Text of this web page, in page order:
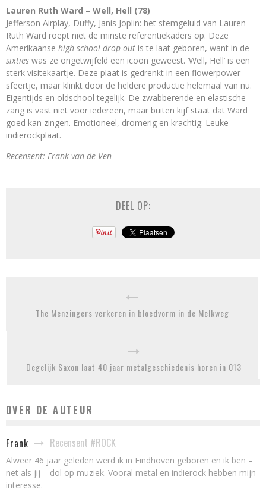
Lauren Ruth Ward – Well, Hell (78)
Jefferson Airplay, Duffy, Janis Joplin: het stemgeluid van Lauren
Ruth Ward roept niet de minste referentiekaders op. Deze
Amerikaanse high school drop out is te laat geboren, want in de
sixties was ze ongetwijfeld een icoon geweest. ‘Well, Hell’ is een
sterk visitekaartje. Deze plaat is gedrenkt in een flowerpower-
sfeertje, maar klinkt door de heldere productie helemaal van nu.
Eigentijds en oldschool tegelijk. De zwabberende en elastische
zang is vast niet voor iedereen, maar buiten kijf staat dat Ward
goed kan zingen. Emotioneel, dromerig en krachtig. Leuke
indierockplaat.
Recensent: Frank van de Ven
DEEL OP:
The Menzingers verkeren in bloedvorm in de Melkweg
Degelijk Saxon laat 40 jaar metalgeschiedenis horen in 013
OVER DE AUTEUR
Frank Recensent #ROCK
Alweer 46 jaar geleden werd ik in Eindhoven geboren en ik ben –
net als jij – dol op muziek. Vooral metal en indierock hebben mijn
interesse.